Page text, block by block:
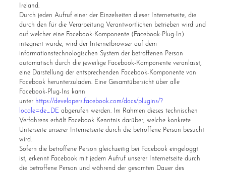
Ireland.
Durch jeden Aufruf einer der Einzelseiten dieser Internetseite, die
durch den für die Verarbeitung Verantwortlichen betrieben wird und
auf welcher eine Facebook-Komponente (Facebook-Plug-In)
integriert wurde, wird der Internetbrowser auf dem
informationstechnologischen System der betroffenen Person
automatisch durch die jeweilige Facebook-Komponente veranlasst,
eine Darstellung der entsprechenden Facebook-Komponente von
Facebook herunterzuladen. Eine Gesamtübersicht über alle
Facebook-Plug-Ins kann
unter https://developers.facebook.com/docs/plugins/?
locale=de_DE abgerufen werden. Im Rahmen dieses technischen
Verfahrens erhält Facebook Kenntnis darüber, welche konkrete
Unterseite unserer Internetseite durch die betroffene Person besucht
wird.
Sofern die betroffene Person gleichzeitig bei Facebook eingeloggt
ist, erkennt Facebook mit jedem Aufruf unserer Internetseite durch
die betroffene Person und während der gesamten Dauer des